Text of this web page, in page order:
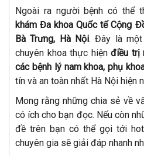
Ngoài ra người bệnh có thể
khám Đa khoa Quốc tế Cộng
Bà Trưng, Hà Nội. Đây là
chuyên khoa thực hiệnđiều trị
các bệnh lý nam khoa, phụ
tín và an toàn nhất Hà Nội hiện
Mong rằng những chia sẻ về
có ích cho bạn đọc. Nếu còn
đề trên bạn có thể gọi tới
chuyên gia sẽ giải đáp nhanh